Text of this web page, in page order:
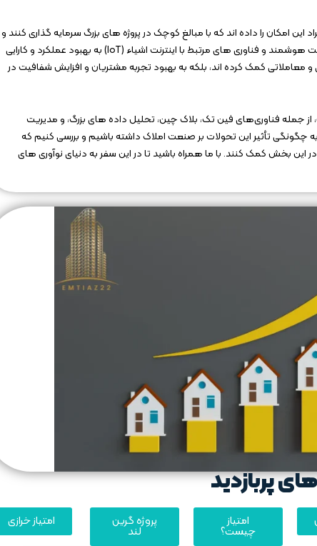
امکان را داده‌ اند که با مبالغ کوچک در پروژه‌ های بزرگ سرمایه‌ گذاری کنند و
از خدمات مالی آنلاین بهره‌ مند شوند. همچنین، سیستم‌ های مدیریت هوشمند و فناوری‌ های مرتبط با اینترنت اشیاء (IoT) به بهبود عملکرد و کارایی
معاملاتی کمک کرده‌ اند، بلکه به بهبود تجربه مشتریان و افزایش شفافیت در
از جمله فناوری‌های فین‌ تک، بلاک‌ چین، تحلیل داده‌ های بزرگ، و مدیریت
تأثیر این تحولات بر صنعت املاک داشته باشیم و بررسی کنیم که
این بخش کمک کنند. با ما همراه باشید تا در این سفر به دنیای نوآوری‌ های
پربازدید
امتیاز
چیست؟
پروژه گرین
لند
امتیاز خرازی